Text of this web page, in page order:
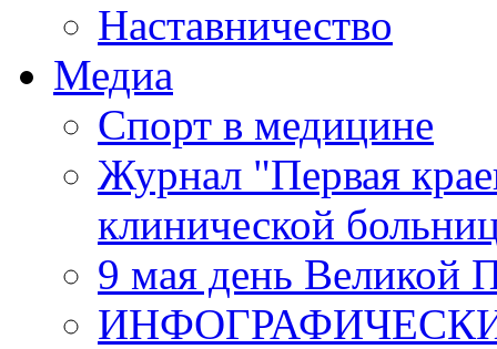
Наставничество
Медиа
Спорт в медицине
Журнал "Первая
клинической
9 мая день Великой